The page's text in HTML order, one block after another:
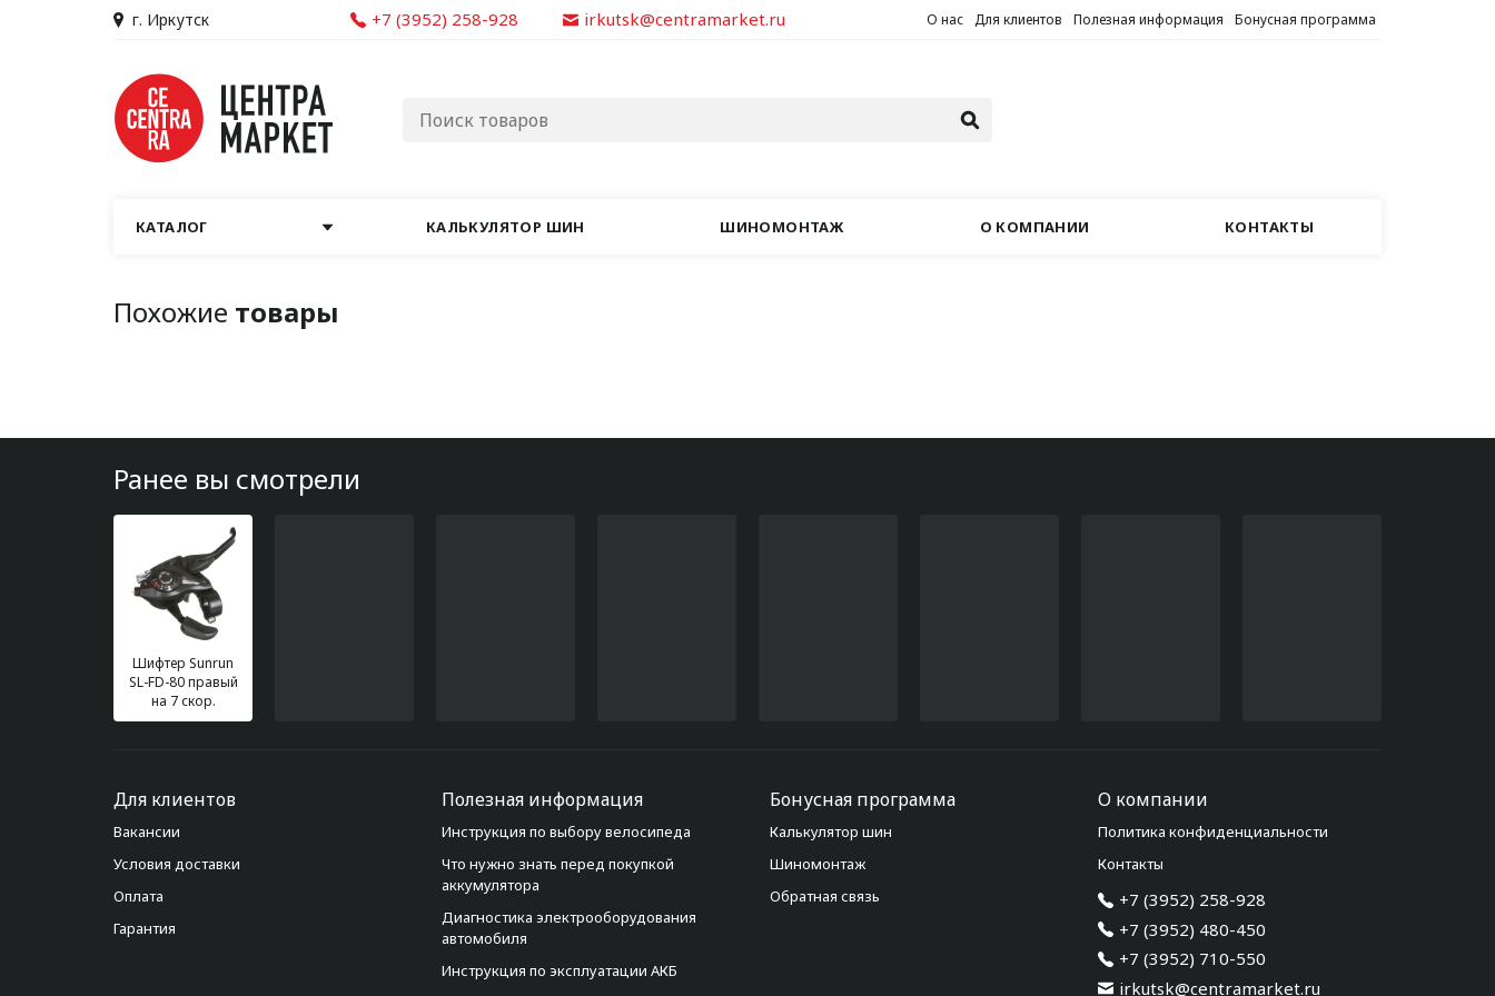
г. Иркутск +7 (3952) 258-928 irkutsk@centramarket.ru О нас Для клиентов Полезная информация Бонусная программа
КАТАЛОГ КАЛЬКУЛЯТОР ШИН ШИНОМОНТАЖ О КОМПАНИИ КОНТАКТЫ
Похожие товары
Ранее вы смотрели
Шифтер Sunrun
SL-FD-80 правый
на 7 скор.
Для клиентов
Вакансии
Условия доставки
Оплата
Гарантия
Полезная информация
Инструкция по выбору велосипеда
Что нужно знать перед покупкой
аккумулятора
Диагностика электрооборудования
автомобиля
Инструкция по эксплуатации АКБ
Бонусная программа
Калькулятор шин
Шиномонтаж
Обратная связь
О компании
Политика конфиденциальности
Контакты
+7 (3952) 258-928
+7 (3952) 480-450
+7 (3952) 710-550
irkutsk@centramarket.ru